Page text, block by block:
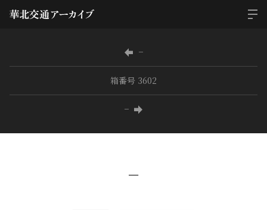
−
箱番号 3602
−
−